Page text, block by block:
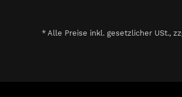
* Alle Preise inkl. gesetzlicher USt.,